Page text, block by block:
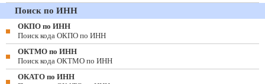
Поиск по ИНН
ОКПО по ИНН
Поиск кода ОКПО по ИНН
ОКТМО по ИНН
Поиск кода ОКТМО по ИНН
ОКАТО по ИНН